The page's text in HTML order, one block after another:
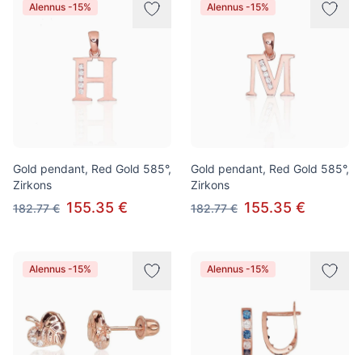
Alennus -15%
Gold pendant, Red Gold 585°,
Zirkons
182.77 € 155.35 €
Alennus -15%
Gold pendant, Red Gold 585°,
Zirkons
182.77 € 155.35 €
Alennus -15% Alennus -15%